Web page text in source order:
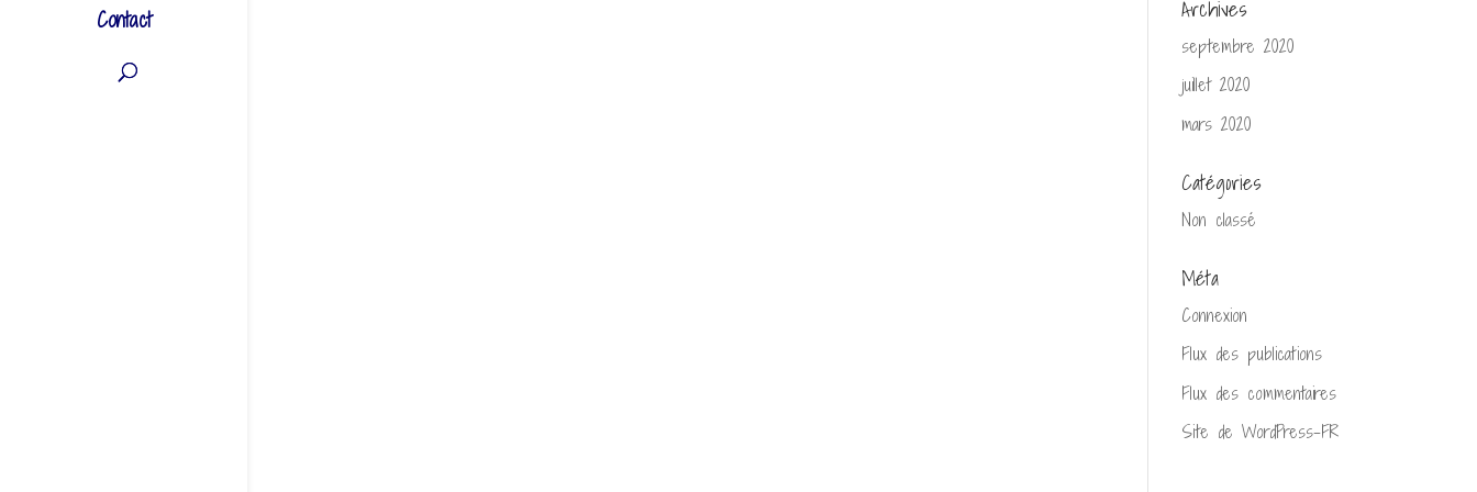
Contact
Archives
septembre 2020
juillet 2020
mars 2020
Catégories
Non classé
Méta
Connexion
Flux des publications
Flux des commentaires
Site de WordPress-FR